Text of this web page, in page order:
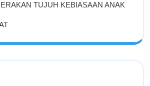
TUJUH KEBIASAAN ANAK